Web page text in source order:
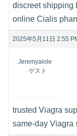
discreet shipping
online Cialis
2025年5月11日 2:55
Jeremyalole
ゲスト
trusted Viagra
same-day Viagra